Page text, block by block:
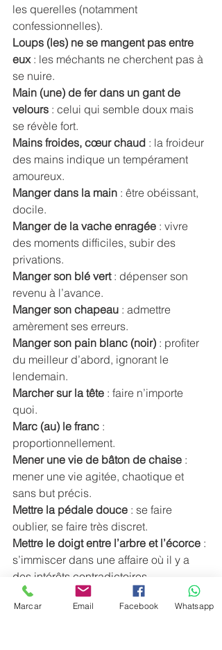
les querelles (notamment
confessionnelles).
Loups (les) ne se mangent pas entre
eux : les méchants ne cherchent pas à
se nuire.
Main (une) de fer dans un gant de
velours : celui qui semble doux mais
se révèle fort.
Mains froides, cœur chaud : la froideur
des mains indique un tempérament
amoureux.
Manger dans la main : être obéissant,
docile.
Manger de la vache enragée : vivre
des moments difficiles, subir des
privations.
Manger son blé vert : dépenser son
revenu à l’avance.
Manger son chapeau : admettre
amèrement ses erreurs.
Manger son pain blanc (noir) : profiter
du meilleur d’abord, ignorant le
lendemain.
Marcher sur la tête : faire n’importe
quoi.
Marc (au) le franc :
proportionnellement.
Mener une vie de bâton de chaise :
mener une vie agitée, chaotique et
sans but précis.
Mettre la pédale douce : se faire
oublier, se faire très discret.
Mettre le doigt entre l’arbre et l’écorce :
s’immiscer dans une affaire où il y a
des intérêts contradictoires.
Mettre un cautère sur une jambe de
bois : action sans aucun effet.
Marcar Email Facebook Whatsapp